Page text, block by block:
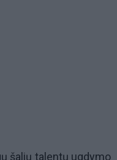
šalių talentų ugdymo